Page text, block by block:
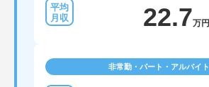
22.7万円
非常勤・パート・アルバイト